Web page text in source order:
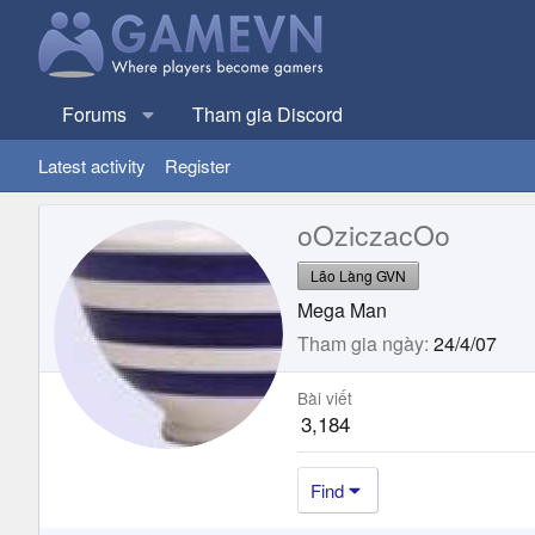
Forums Tham gia Discord
Latest activity Register
oOziczacOo
Lão Làng GVN
Mega Man
Tham gia ngày 24/4/07
Bài viết
3,184
Find